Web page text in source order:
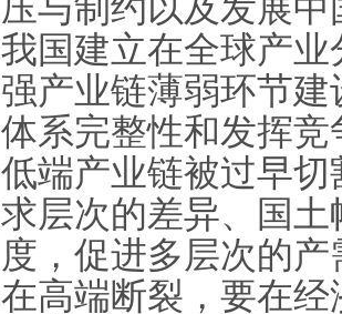
压与制约以及发展
我国建立在全球产
强产业链薄弱环节
体系完整性和发挥
低端产业链被过早
求层次的差异、国
度，促进多层次的
在高端断裂，要在